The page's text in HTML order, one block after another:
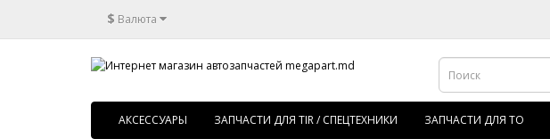
$ Валюта
АКСЕССУАРЫ ЗАПЧАСТИ ДЛЯ TIR / СПЕЦТЕХНИКИ ЗАПЧАСТИ ДЛЯ ТО